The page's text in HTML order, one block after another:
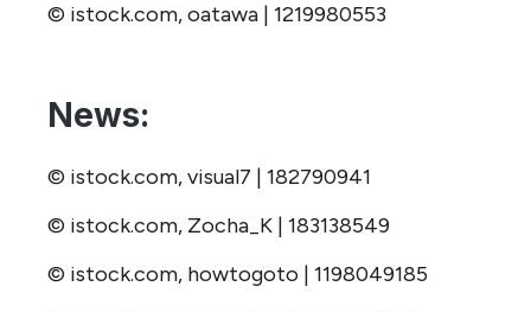
© istock.com, oatawa | 1219980553
News:
© istock.com, visual7 | 182790941
© istock.com, Zocha_K | 183138549
© istock.com, howtogoto | 1198049185